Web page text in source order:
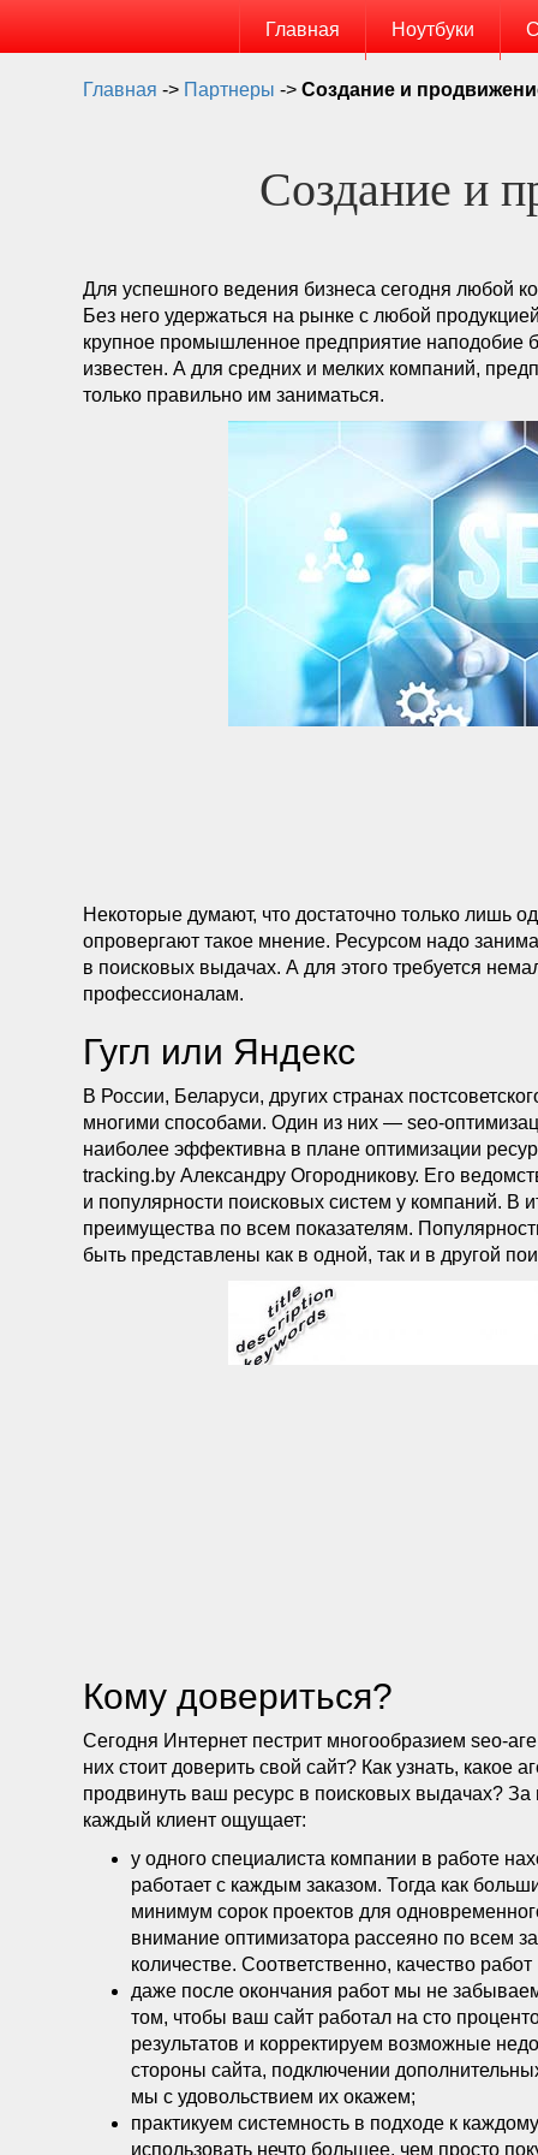
Главная Ноутбуки
Главная -> Партнеры -> Создание и
Создание и
Для успешного ведения бизнеса сегодня любой
Без него удержаться на рынке с любой
крупное промышленное предприятие наподобие
известен. А для средних и мелких компаний,
только правильно им заниматься.
Некоторые думают, что достаточно только лишь
опровергают такое мнение. Ресурсом надо
в поисковых выдачах. А для этого требуется
профессионалам.
Гугл или Яндекс
В России, Беларуси, других странах
многими способами. Один из них — seo-
наиболее эффективна в плане оптимизации
tracking.by Александру Огородникову. Его
и популярности поисковых систем у компаний. В
преимущества по всем показателям.
быть представлены как в одной, так и в другой
Кому довериться?
Сегодня Интернет пестрит многообразием seo-
них стоит доверить свой сайт? Как узнать,
продвинуть ваш ресурс в поисковых выдачах? За
каждый клиент ощущает:
у одного специалиста компании в работе
работает с каждым заказом. Тогда как
минимум сорок проектов для
внимание оптимизатора рассеяно по всем
количестве. Соответственно, качество
даже после окончания работ мы не
том, чтобы ваш сайт работал на сто
результатов и корректируем возможные
стороны сайта, подключении
мы с удовольствием их окажем;
практикуем системность в подходе к
использовать нечто большее, чем просто